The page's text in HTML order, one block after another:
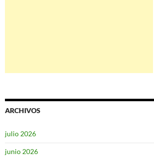
ARCHIVOS
julio 2026
junio 2026